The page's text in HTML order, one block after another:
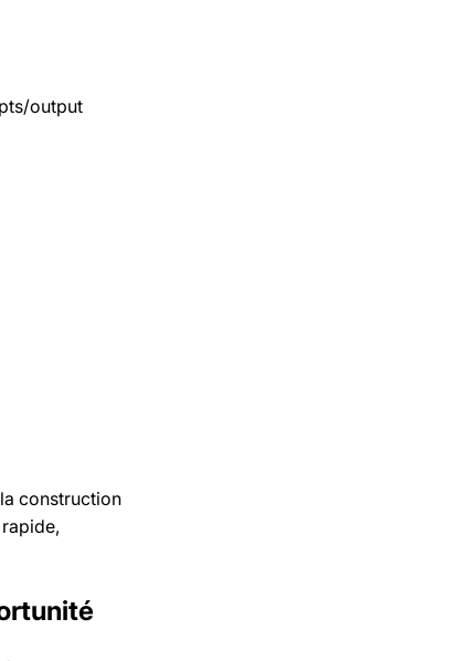
output
construction